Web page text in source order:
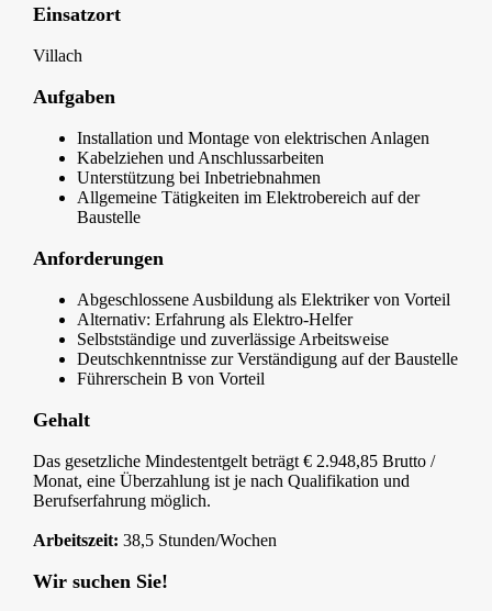
Einsatzort
Villach
Aufgaben
Installation und Montage von elektrischen Anlagen
Kabelziehen und Anschlussarbeiten
Unterstützung bei Inbetriebnahmen
Allgemeine Tätigkeiten im Elektrobereich auf der
Baustelle
Anforderungen
Abgeschlossene Ausbildung als Elektriker von Vorteil
Alternativ: Erfahrung als Elektro-Helfer
Selbstständige und zuverlässige Arbeitsweise
Deutschkenntnisse zur Verständigung auf der Baustelle
Führerschein B von Vorteil
Gehalt
Das gesetzliche Mindestentgelt beträgt € 2.948,85 Brutto /
Monat, eine Überzahlung ist je nach Qualifikation und
Berufserfahrung möglich.
Arbeitszeit: 38,5 Stunden/Wochen
Wir suchen Sie!